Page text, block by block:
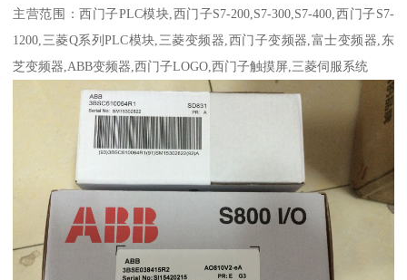
主营范围：西门子PLC模块,西门子S7-200,S7-300,S7-400,西门子S7-
1200,三菱Q系列PLC模块,三菱变频器,西门子变频器,富士变频器,东
芝变频器,ABB变频器,西门子LOGO,西门子触摸屏,三菱伺服系统